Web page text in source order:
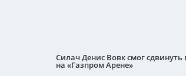
Силач Денис Вовк смог сдвинуть
на «Газпром Арене»